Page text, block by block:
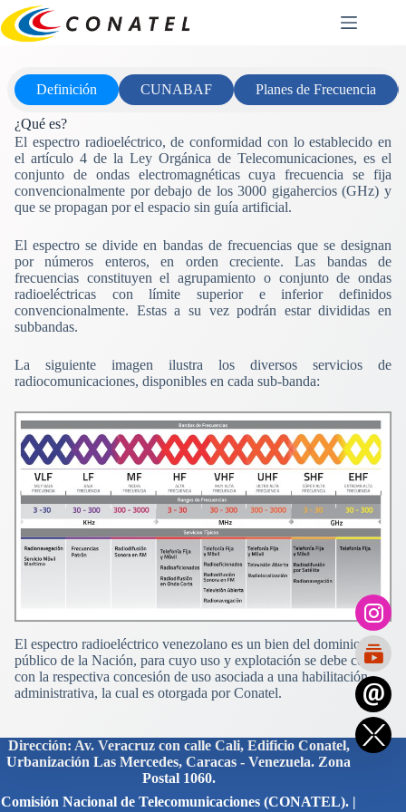
Saltar
al
contenido
Definición CUNABAF Planes de Frecuencia
¿Qué es?
El espectro radioeléctrico, de conformidad con lo establecido en
el artículo 4 de la Ley Orgánica de Telecomunicaciones, es el
conjunto de ondas electromagnéticas cuya frecuencia se fija
convencionalmente por debajo de los 3000 gigahercios (GHz) y
que se propagan por el espacio sin guía artificial.
El espectro se divide en bandas de frecuencias que se designan
por números enteros, en orden creciente. Las bandas de
frecuencias constituyen el agrupamiento o conjunto de ondas
radioeléctricas con límite superior e inferior definidos
convencionalmente. Estas a su vez podrán estar divididas en
subbandas.
La siguiente imagen ilustra los diversos servicios de
radiocomunicaciones, disponibles en cada sub-banda:
El espectro radioeléctrico venezolano es un bien del dominio
público de la Nación, para cuyo uso y explotación se debe contar
con la respectiva concesión de uso asociada a una habilitación
administrativa, la cual es otorgada por Conatel.
Dirección: Av. Veracruz con calle Cali, Edificio Conatel,
Urbanización Las Mercedes, Caracas - Venezuela. Zona
Postal 1060.
Comisión Nacional de Telecomunicaciones (CONATEL). |